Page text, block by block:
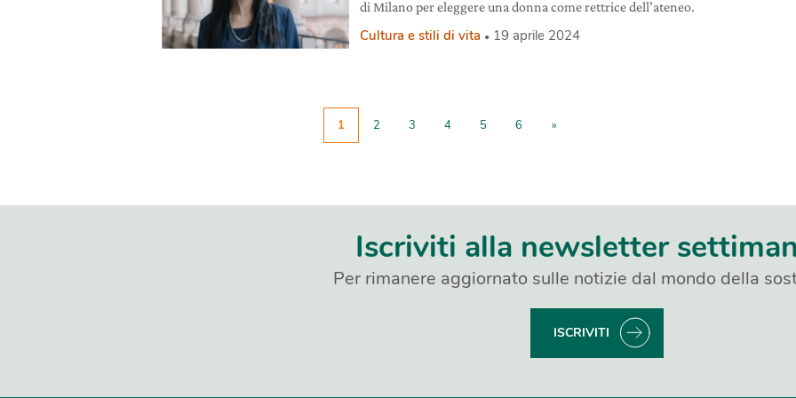
di Milano per eleggere una donna come rettrice dell’ateneo.
Cultura e stili di vita 19 aprile 2024
1 2 3 4 5 6 »
Iscriviti alla newsletter
Per rimanere aggiornato sulle notizie dal mondo della
ISCRIVITI